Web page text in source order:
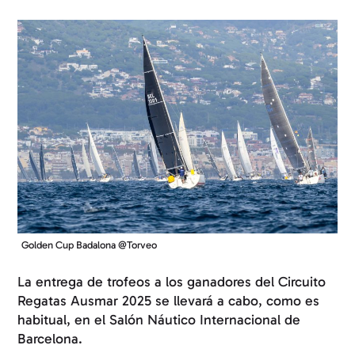
Golden Cup Badalona @Torveo
La entrega de trofeos a los ganadores del Circuito
Regatas Ausmar 2025 se llevará a cabo, como es
habitual, en el Salón Náutico Internacional de
Barcelona.